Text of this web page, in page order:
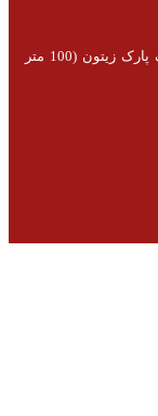
تبریز، ولیعصر، خیابان تختی، فلکه ابن سینا به طرف پارک زیتون (100 متر